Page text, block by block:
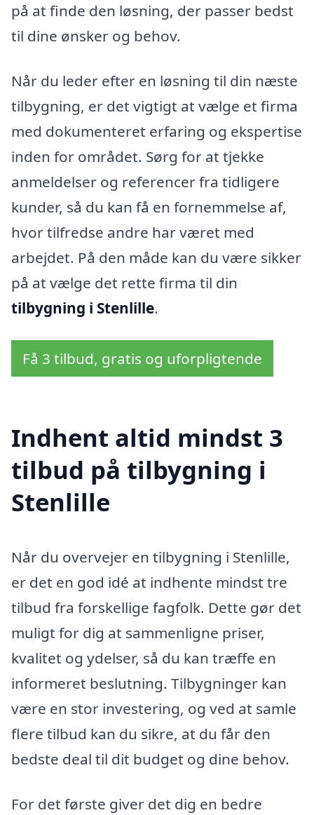
på at finde den løsning, der passer bedst
til dine ønsker og behov.
Når du leder efter en løsning til din næste
tilbygning, er det vigtigt at vælge et firma
med dokumenteret erfaring og ekspertise
inden for området. Sørg for at tjekke
anmeldelser og referencer fra tidligere
kunder, så du kan få en fornemmelse af,
hvor tilfredse andre har været med
arbejdet. På den måde kan du være sikker
på at vælge det rette firma til din
tilbygning i Stenlille.
Få 3 tilbud, gratis og uforpligtende
Indhent altid mindst 3
tilbud på tilbygning i
Stenlille
Når du overvejer en tilbygning i Stenlille,
er det en god idé at indhente mindst tre
tilbud fra forskellige fagfolk. Dette gør det
muligt for dig at sammenligne priser,
kvalitet og ydelser, så du kan træffe en
informeret beslutning. Tilbygninger kan
være en stor investering, og ved at samle
flere tilbud kan du sikre, at du får den
bedste deal til dit budget og dine behov.
For det første giver det dig en bedre